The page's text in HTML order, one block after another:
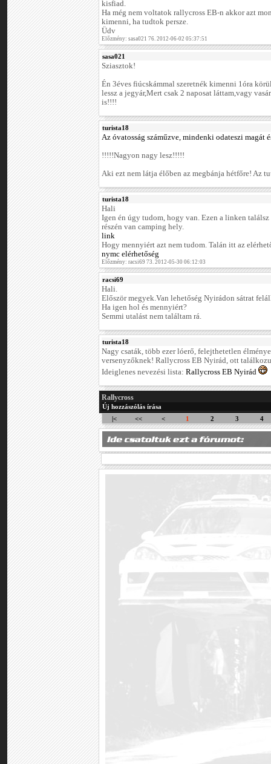
kisfiad.
Ha még nem voltatok rallycross EB-n akkor azt
kimenni, ha tudtok persze.
Üdv
Előzmény: sasa021 76. 2012-06-02 05:37:51
sasa021
Sziasztok!
Én 3éves fiúcskámmal szeretnék kimenni 1óra
lessz a jegyár,Mert csak 2 naposat láttam,vagy
is!!!!
turista18
Az óvatosság száműzve, mindenki odateszi magát
!!!!!Nagyon nagy lesz!!!!!
Aki ezt nem látja élőben az megbánja hétfőre! Az
turista18
Hali
Igen én úgy tudom, hogy van. Ezen a linken
részén van camping hely.
link
Hogy mennyiért azt nem tudom. Talán itt az
nymc elérhetőség
Előzmény: racsi69 73. 2012-05-30 06:12:03
racsi69
Hali.
Először megyek.Van lehetőség Nyirádon sátrat
Ha igen hol és mennyiért?
Semmi utalást nem találtam rá.
turista18
Nagy csaták, több ezer lóerő, felejthetetlen
versenyzőknek! Rallycross EB Nyirád, ott
Ideiglenes nevezési lista: Rallycross EB Nyirád
Rallycross
Új hozzászólás írása
|<
<< < 1 2 3 4